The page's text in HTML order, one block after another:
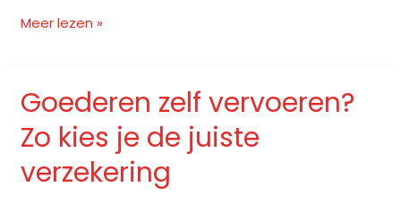
Meer lezen »
Goederen zelf vervoeren?
Zo kies je de juiste
verzekering
Goederen
zelf
vervoeren?
kies